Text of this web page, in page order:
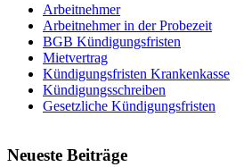
Arbeitnehmer
Arbeitnehmer in der Probezeit
BGB Kündigungsfristen
Mietvertrag
Kündigungsfristen Krankenkasse
Kündigungsschreiben
Gesetzliche Kündigungsfristen
Neueste Beiträge